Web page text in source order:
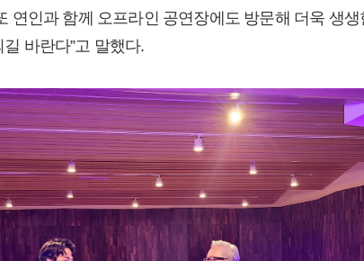
연인과 함께 오프라인 공연장에도 방문해 더욱 생
바란다”고 말했다.